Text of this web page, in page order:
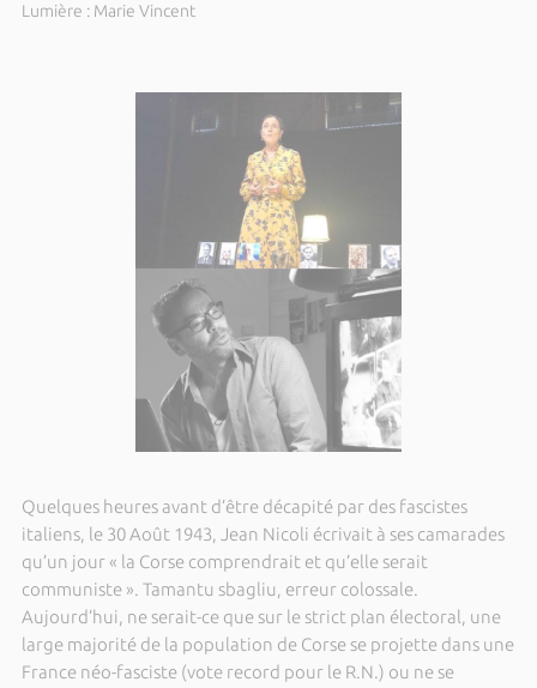
Lumière : Marie Vincent
Quelques heures avant d’être décapité par des fascistes
italiens, le 30 Août 1943, Jean Nicoli écrivait à ses camarades
qu’un jour « la Corse comprendrait et qu’elle serait
communiste ». Tamantu sbagliu, erreur colossale.
Aujourd’hui, ne serait-ce que sur le strict plan électoral, une
large majorité de la population de Corse se projette dans une
France néo-fasciste (vote record pour le R.N.) ou ne se